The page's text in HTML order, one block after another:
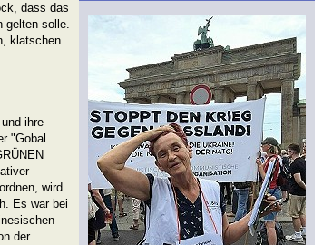
dass das
gelten solle.
klatschen
ihre
"Gobal
wird
Es war bei
der